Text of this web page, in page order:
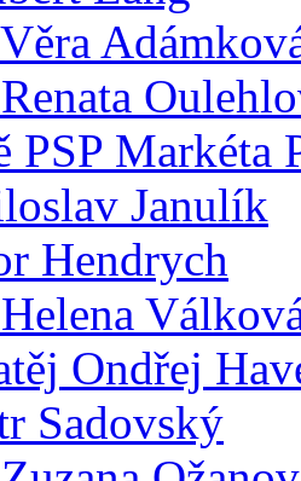
PSP Markéta
Janulík
Hendrych
Ondřej
Sadovský